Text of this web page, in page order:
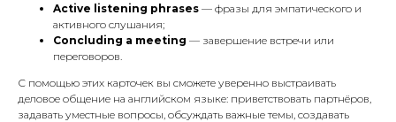
Active listening phrases — фразы для эмпатического и
активного слушания;
Concluding a meeting — завершение встречи или
переговоров.
С помощью этих карточек вы сможете уверенно выстраивать
деловое общение на английском языке: приветствовать партнёров,
задавать уместные вопросы, обсуждать важные темы, создавать